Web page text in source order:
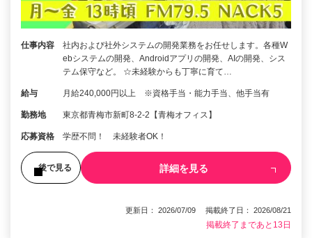
仕事内容
社内および社外システムの開発業務をお任せします。各種W
ebシステムの開発、Androidアプリの開発、AIの開発、シス
テム保守など。 ☆未経験からも丁寧に育て…
給与 月給240,000円以上 ※資格手当・能力手当、他手当有
勤務地 東京都青梅市新町8-2-2【青梅オフィス】
応募資格 学歴不問！ 未経験者OK！
後で見る 詳細を見る
更新日： 2026/07/09 掲載終了日： 2026/08/21
掲載終了まであと13日